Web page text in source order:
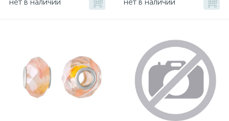
нет в наличии нет в наличии